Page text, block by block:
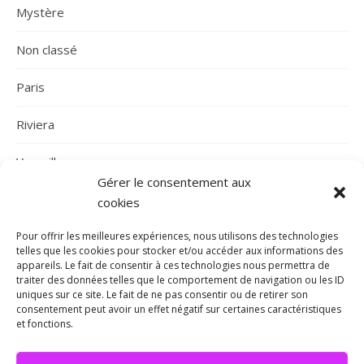
Gérer le consentement aux
cookies
Pour offrir les meilleures expériences, nous utilisons des technologies
telles que les cookies pour stocker et/ou accéder aux informations des
appareils. Le fait de consentir à ces technologies nous permettra de
traiter des données telles que le comportement de navigation ou les ID
uniques sur ce site. Le fait de ne pas consentir ou de retirer son
consentement peut avoir un effet négatif sur certaines caractéristiques
et fonctions.
Mystère
Non classé
Paris
Riviera
Versailles
Thème Bard parWP Royal.
/ Mentions Légales / Politique de confidentialité